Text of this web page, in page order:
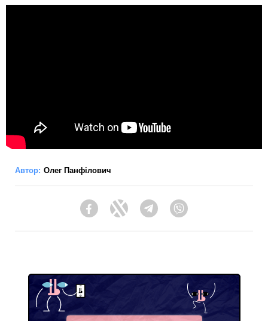
Автор: Олег Панфілович
FacebookTwitter Telegram